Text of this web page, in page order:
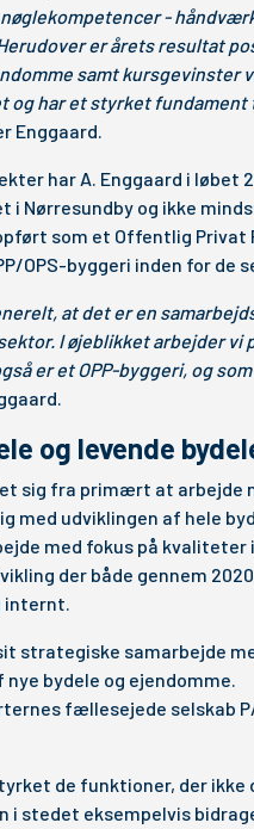
-
er årets resultat
samt kursgevinster
og har et styrket
Enggaard.
har A. Enggaard i løbet
i Nørresundby og ikke
som et Offentlig Privat
OPS-byggeri inden for de
at det er en
I øjeblikket arbejder vi
er et OPP-byggeri, og
og levende
sig fra primært at arbejde
udviklingen af hele
med fokus på kvaliteter
der både gennem
internt.
strategiske samarbejde
bydele og ejendomme.
fællesejede selskab
de funktioner, der ikke
i stedet eksempelvis